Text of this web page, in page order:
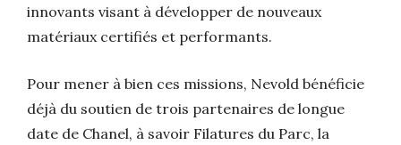
innovants visant à développer de nouveaux
matériaux certifiés et performants.
Pour mener à bien ces missions, Nevold bénéficie
déjà du soutien de trois partenaires de longue
date de Chanel, à savoir Filatures du Parc, la